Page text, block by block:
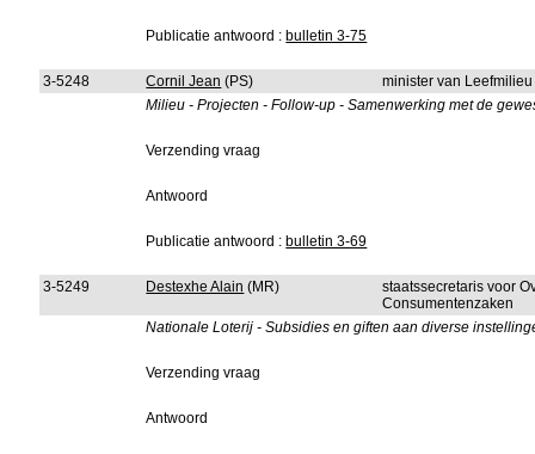
Publicatie antwoord : bulletin 3-75
3-5248 Cornil Jean (PS)
minister van
Milieu - Projecten - Follow-up - Samenwerking met de
Verzending vraag
Antwoord
Publicatie antwoord : bulletin 3-69
3-5249 Destexhe Alain (MR)
staatssecretaris voor
Consumentenzaken
Nationale Loterij - Subsidies en giften aan diverse
Verzending vraag
Antwoord